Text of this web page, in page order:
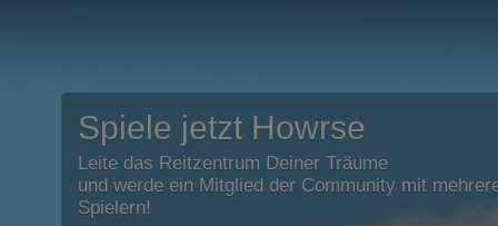
Spiele jetzt Howrse
Leite das Reitzentrum Deiner Träume
und werde ein Mitglied der Community mit
Spielern!